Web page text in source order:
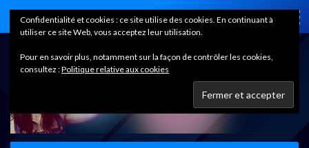
Home
Confidentialité et cookies : ce site utilise des cookies. En continuant à
utiliser ce site Web, vous acceptez leur utilisation.
Pour en savoir plus, notamment sur la façon de contrôler les cookies,
consultez :Politique relative aux cookies